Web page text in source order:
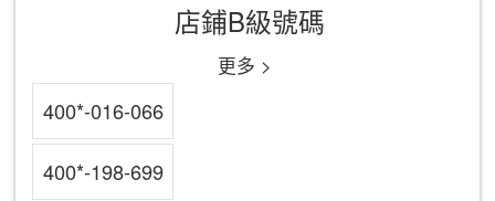
店鋪B級號碼
更多 >
400*-016-066
400*-198-699